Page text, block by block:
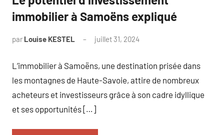
immobilier à Samoëns expliqué
par Louise KESTEL juillet 31, 2024
L’immobilier à Samoëns, une destination prisée dans
les montagnes de Haute-Savoie, attire de nombreux
acheteurs et investisseurs grâce à son cadre idyllique
et ses opportunités […]